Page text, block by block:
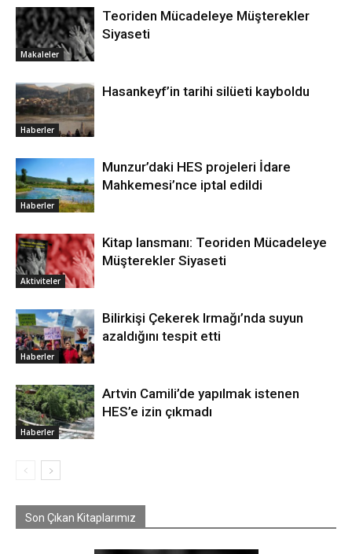
Makaleler
Teoriden Mücadeleye Müşterekler
Siyaseti
Haberler
Hasankeyf’in tarihi silüeti kayboldu
Haberler
Munzur’daki HES projeleri İdare
Mahkemesi’nce iptal edildi
Aktiviteler
Kitap lansmanı: Teoriden Mücadeleye
Müşterekler Siyaseti
Haberler
Bilirkişi Çekerek Irmağı’nda suyun
azaldığını tespit etti
Haberler
Artvin Camili’de yapılmak istenen
HES’e izin çıkmadı
Son Çıkan Kitaplarımız